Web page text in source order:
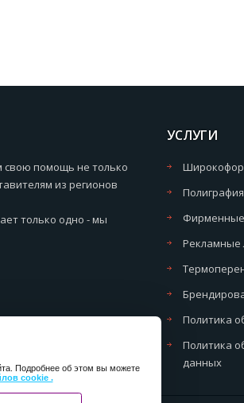
Подробнее об этом вы можете
cookie .
свою помощь не только
из регионов
только одно - мы
УСЛУГИ
Полиграфия
Рекламные
Политика
Политика
данных